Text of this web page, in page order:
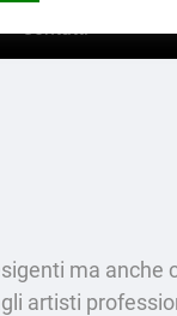
Contatti
ma anche
artisti